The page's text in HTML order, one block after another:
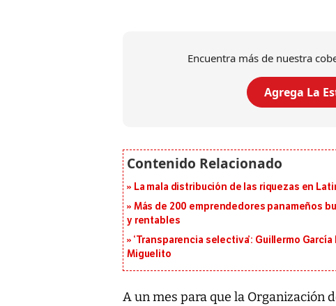
Encuentra más de nuestra
Agrega La
La mala distribución de las riquezas en
Más de 200 emprendedores panameños
y rentables
‘Transparencia selectiva’: Guillermo
Miguelito
A un mes para que la Organización